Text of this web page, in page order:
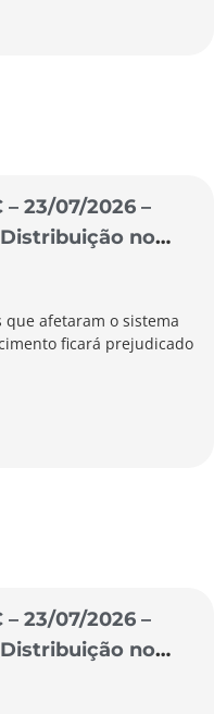
23/07/2026 –
no
que afetaram o sistema
ficará prejudicado
23/07/2026 –
no
do Oeste